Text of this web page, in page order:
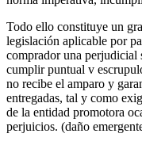
Todo ello constituye un
legislación aplicable por
comprador una perjudicial
cumplir puntual v
no recibe el amparo y
entregadas, tal y como
de la entidad promotora
perjuicios. (daño